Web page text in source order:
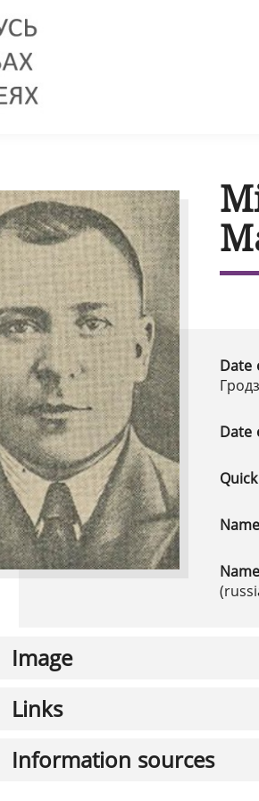
Date
Date
Image
Links
Information sources